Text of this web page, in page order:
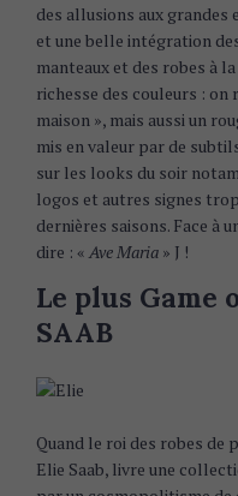
des allusions aux
et une belle intégration
manteaux et des robes à
richesse des couleurs :
maison », mais aussi un
mis en valeur par de
sur les looks du soir
logos et autres signes
dernières saisons. Face à
dire : «Ave Maria » J !
Le plus Game
SAAB
Quand le roi des robes de
Elie Saab, livre une